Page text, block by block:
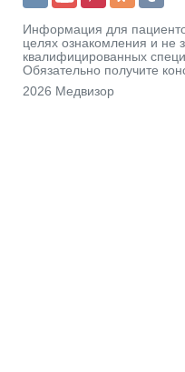
2026 Медвизор
Информация для
целях ознакомления и не
квалифицированных
Обязательно получите